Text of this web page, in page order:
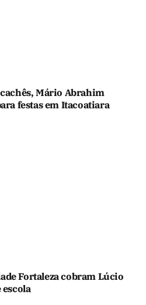
Mário Abrahim
festas em Itacoatiara
Fortaleza cobram Lúcio